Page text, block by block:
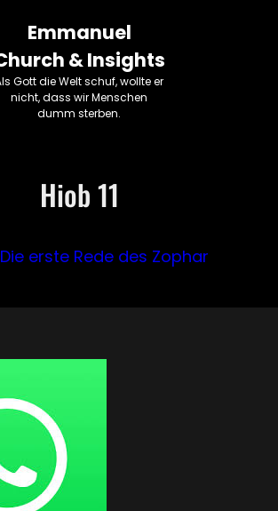
Emmanuel
& Insights
Gott die Welt schuf, wollte er
nicht, dass wir Menschen
dumm sterben.
Hiob 11
Die erste Rede des Zophar